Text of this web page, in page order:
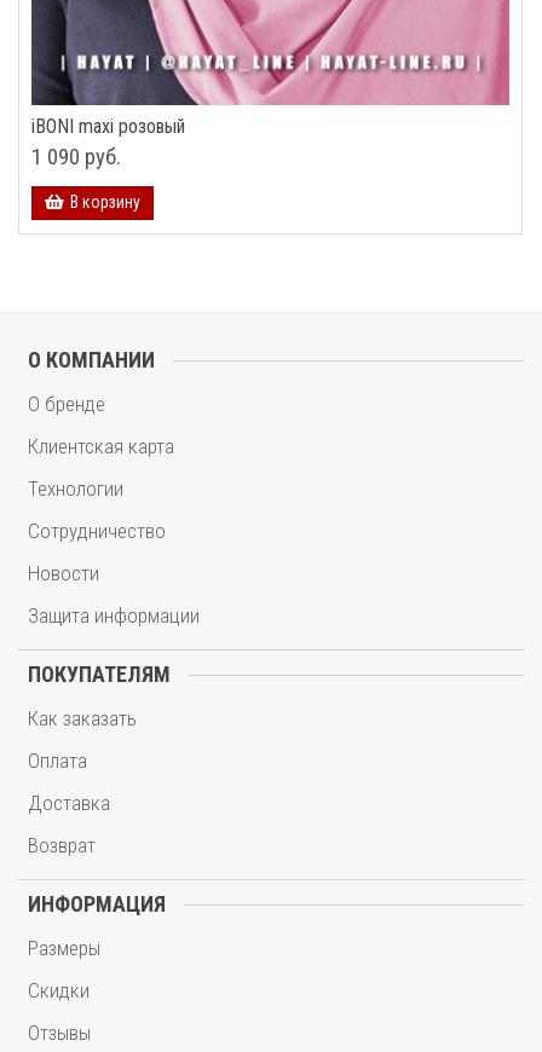
iBONI maxi розовый
1 090 руб.
В корзину
О КОМПАНИИ
О бренде
Клиентская карта
Технологии
Сотрудничество
Новости
Защита информации
ПОКУПАТЕЛЯМ
Как заказать
Оплата
Доставка
Возврат
ИНФОРМАЦИЯ
Размеры
Скидки
Отзывы